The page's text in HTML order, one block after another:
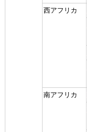
西アフリカ
南アフリカ